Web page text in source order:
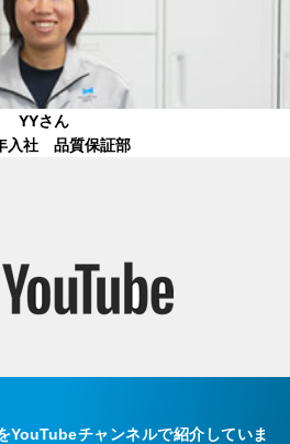
YYさん
入社 品質保証部
YouTubeチャンネルで紹介していま